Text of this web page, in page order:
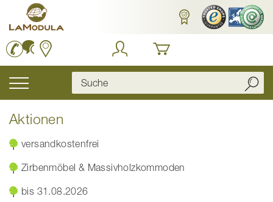
Inhalt
springen
Navigation
Aktionen
versandkostenfrei
Zirbenmöbel & Massivholzkommoden
bis 31.08.2026